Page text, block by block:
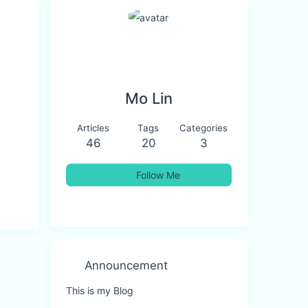
Mo Lin
Articles
46
Tags
20
Categories
3
Follow Me
Announcement
This is my Blog